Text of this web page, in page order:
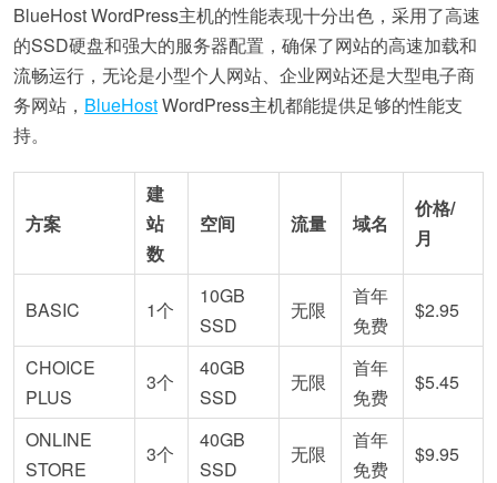
BlueHost WordPress主机的性能表现十分出色，采用了高速
的SSD硬盘和强大的服务器配置，确保了网站的高速加载和
流畅运行，无论是小型个人网站、企业网站还是大型电子商
务网站， BlueHostWordPress主机都能提供足够的性能支
持。
方案
建
站
数
空间 流量 域名
价格/
月
BASIC 1个
10GB
SSD
无限
首年
免费
$2.95
CHOICE
PLUS
3个
40GB
SSD
无限
首年
免费
$5.45
ONLINE
STORE
3个
40GB
SSD
无限
首年
免费
$9.95